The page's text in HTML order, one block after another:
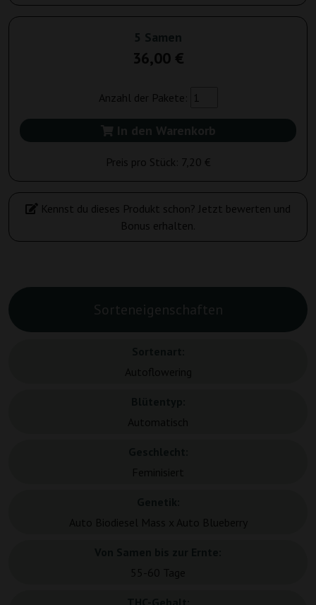
5 Samen
36,00 €
Anzahl der Pakete:
In den Warenkorb
Preis pro Stück: 7,20 €
Kennst du dieses Produkt schon? Jetzt bewerten und
Bonus erhalten.
Sorteneigenschaften